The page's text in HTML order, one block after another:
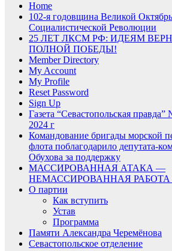
Home
102-я годовщина Великой
Социалистической Революции
25 ЛЕТ ЛКСМ РФ: ИДЕЯМ
ПОЛНОЙ ПОБЕДЫ!
Member Directory
My Account
My Profile
Reset Password
Sign Up
Газета “Севастопольская
2024 г
Командование бригады морской
флота поблагодарило депутата-
Обухова за поддержку
МАССИРОВАННАЯ АТАКА —
НЕМАССИРОВАННАЯ
О партии
Как вступить
Устав
Программа
Памяти Александра Черемёнова
Севастопольское отделение